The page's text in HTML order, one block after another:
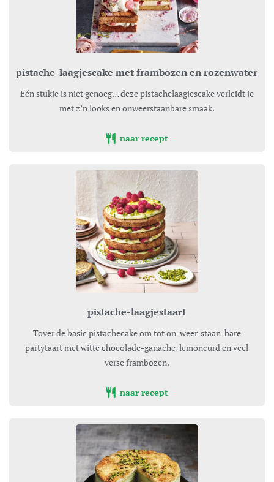
pistache-laagjescake met frambozen en rozenwater
Eén stukje is niet genoeg… deze pistachelaagjescake verleidt je
met z’n looks en onweerstaanbare smaak.
naar recept
pistache-laagjestaart
Tover de basic pistachecake om tot on-weer-staan-bare
partytaart met witte chocolade-ganache, lemoncurd en veel
verse frambozen.
naar recept